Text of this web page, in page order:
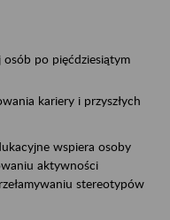
po pięćdziesiątym
kariery i przyszłych
wspiera osoby
aktywności
stereotypów